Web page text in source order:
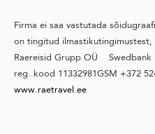
Firma ei saa vastutada
on tingitud ilmastikutingimustest,
Raereisid Grupp OÜ Swedbank
reg..kood 11332981GSM +372
www.raetravel.ee